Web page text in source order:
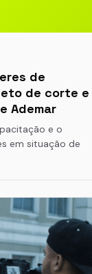
de
de corte e
Ademar
e o
em situação de